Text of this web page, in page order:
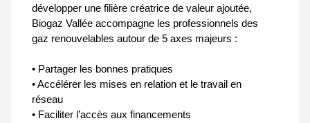
développer une filière créatrice de valeur ajoutée,
Biogaz Vallée accompagne les professionnels des
gaz renouvelables autour de 5 axes majeurs :
• Partager les bonnes pratiques
• Accélérer les mises en relation et le travail en
réseau
• Faciliter l’accès aux financements